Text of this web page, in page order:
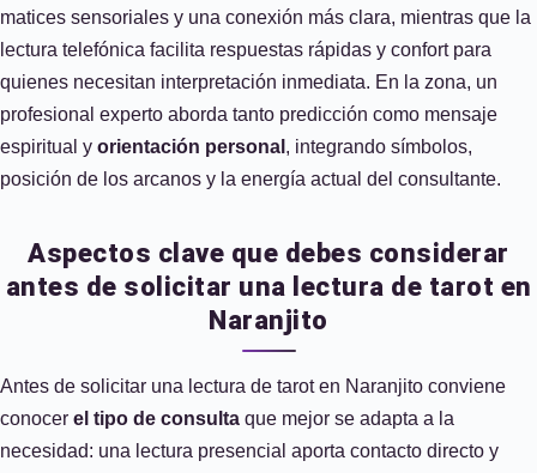
matices sensoriales y una conexión más clara, mientras que la
lectura telefónica facilita respuestas rápidas y confort para
quienes necesitan interpretación inmediata. En la zona, un
profesional experto aborda tanto predicción como mensaje
espiritual y orientación personal , integrando símbolos,
posición de los arcanos y la energía actual del consultante.
Aspectos clave que debes considerar
antes de solicitar una lectura de tarot en
Naranjito
Antes de solicitar una lectura de tarot en Naranjito conviene
conocer el tipo de consulta que mejor se adapta a la
necesidad: una lectura presencial aporta contacto directo y